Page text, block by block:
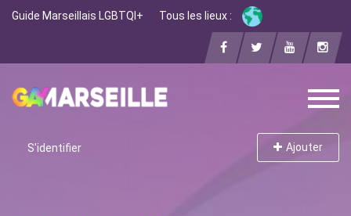
Guide Marseillais LGBTQI+ Tous les lieux :
S'identifier Ajouter